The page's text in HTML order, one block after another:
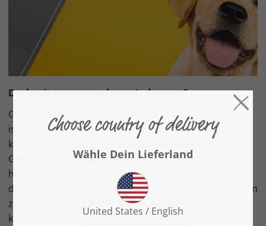
Doch wie genau machen wir das nun?
Guckt man sich die Schachtel von SMART SORTED an,
ist kaum ein Unterschied im Vergleich zu unserem
klassischen Standard-Puzzle zu erkennen. Das
Geheimnis lüftet sich erst, wenn der Schachteldeckel
hochgehoben wird. Denn zum Vorschein kommen
dann nicht etwa lose Puzzleteilchen im Karton, sondern
zuerst einmal ein feines Puzzle-Kissen, welches die
komplette Schachtelinnenseite bedeckt. Das